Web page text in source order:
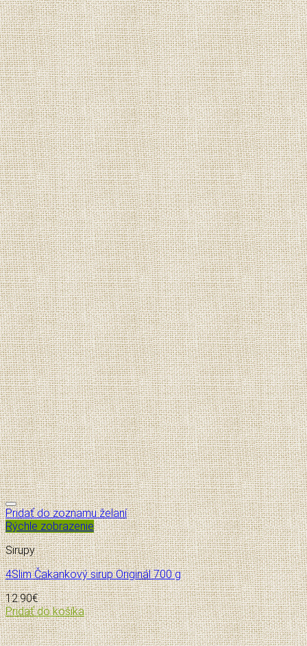
Pridať do zoznamu želaní
Rýchle zobrazenie
Sirupy
4Slim Čakankový sirup Originál 700 g
12.90€
Pridať do košíka